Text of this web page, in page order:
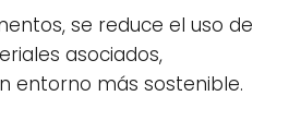
se reduce el uso de
asociados,
entorno más sostenible.